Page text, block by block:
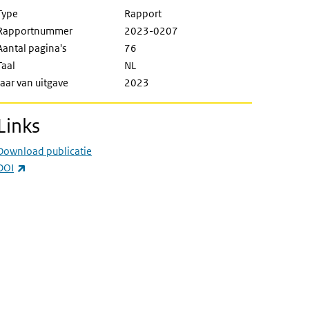
Rapport
2023-0207
pagina's
76
NL
van uitgave
2023
publicatie